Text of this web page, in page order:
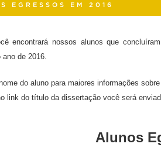
EGRESSOS EM 2016
encontrará nossos alunos que
de 2016.
do aluno para maiores informações sobre
link do título da dissertação você será
Alunos